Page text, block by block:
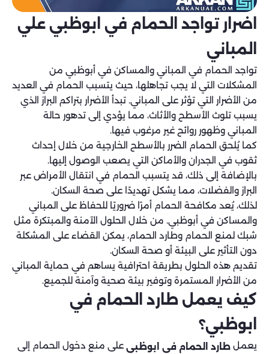
اضرار تواجد الحمام في ابوظبي علي
المباني
تواجد الحمام في المباني والمساكن في أبوظبي من
المشكلات التي لا يجب تجاهلها، حيث يتسبب الحمام في العديد
من الأضرار التي تؤثر على المباني. تبدأ الأضرار بتراكم البراز الذي
يسبب تلوث الأسطح والأثاث، مما يؤدي إلى تدهور حالة
المباني وظهور روائح غير مرغوب فيها.
كما يُلحق الحمام الضرر بالأسطح الخارجية من خلال إحداث
ثقوب في الجدران والأماكن التي يصعب الوصول إليها.
بالإضافة إلى ذلك، قد يتسبب الحمام في انتقال الأمراض عبر
البراز والفضلات، مما يشكل تهديدًا على صحة السكان.
لذلك، يُعد مكافحة الحمام أمرًا ضروريًا للحفاظ على المباني
والمساكن في أبوظبي. من خلال الحلول الآمنة والمبتكرة مثل
شبك لمنع الحمام وطارد الحمام، يمكن القضاء على المشكلة
دون التأثير على البيئة أو صحة السكان.
تقديم هذه الحلول بطريقة احترافية يساهم في حماية المباني
من الأضرار المستمرة وتوفير بيئة صحية وآمنة للجميع.
كيف يعمل طارد الحمام في
ابوظبي؟
يعمل طارد الحمام في ابوظبي على منع دخول الحمام إلى